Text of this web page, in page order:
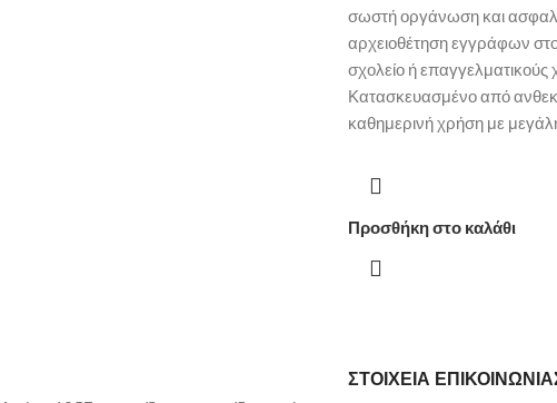
σωστή οργάνωση και
αρχειοθέτηση εγγράφων
σχολείο ή
Κατασκευασμένο από
καθημερινή χρήση με
Προσθήκη στο καλάθι
ΣΤΟΙΧΕΙΑ